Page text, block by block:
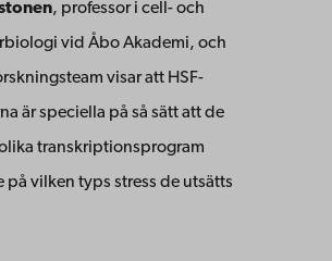
, professor i cell- och
vid Åbo Akademi, och
visar att HSF-
är speciella på så sätt att de
transkriptionsprogram
på vilken typs stress de utsätts